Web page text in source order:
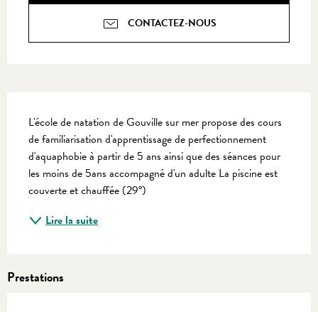
CONTACTEZ-NOUS
L'école de natation de Gouville sur mer propose des cours
de familiarisation d'apprentissage de perfectionnement
d'aquaphobie à partir de 5 ans ainsi que des séances pour
les moins de 5ans accompagné d'un adulte La piscine est
couverte et chauffée (29°)
Lire la suite
Prestations